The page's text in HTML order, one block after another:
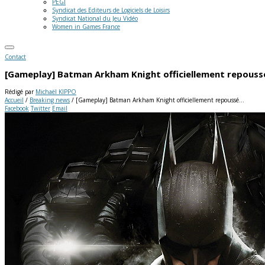
PEGI
Syndicat des Editeurs de Logiciels de Loisirs
Syndicat National du Jeu Vidéo
Women in Games France
Contact
[Gameplay] Batman Arkham Knight officiellement
Rédigé par Michaël KIPPO
Accueil / Breaking news / [Gameplay] Batman Arkham Knight officiellement repoussé…
Facebook Twitter Email